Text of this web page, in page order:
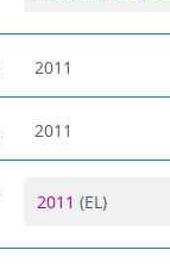
2011
2011
2011 (EL)